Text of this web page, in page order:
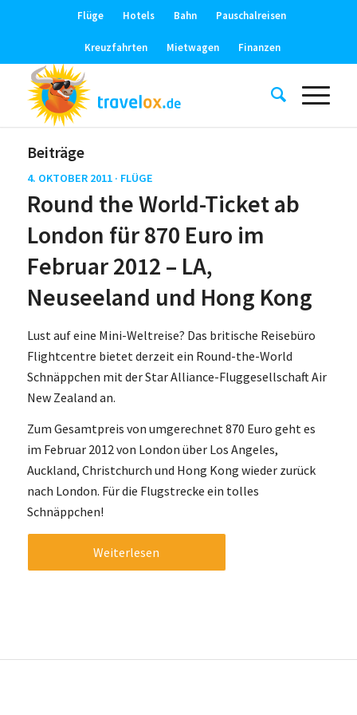
Flüge Hotels Bahn Pauschalreisen
Kreuzfahrten Mietwagen Finanzen
Beiträge
4. OKTOBER 2011 · FLÜGE
Round the World-Ticket ab
London für 870 Euro im
Februar 2012 – LA,
Neuseeland und Hong Kong
Lust auf eine Mini-Weltreise? Das britische Reisebüro
Flightcentre bietet derzeit ein Round-the-World
Schnäppchen mit der Star Alliance-Fluggesellschaft Air
New Zealand an.
Zum Gesamtpreis von umgerechnet 870 Euro geht es
im Februar 2012 von London über Los Angeles,
Auckland, Christchurch und Hong Kong wieder zurück
nach London. Für die Flugstrecke ein tolles
Schnäppchen!
Weiterlesen